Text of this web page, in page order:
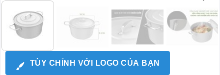
TÙY CHỈNH VỚI LOGO CỦA BẠN